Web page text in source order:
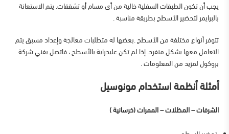
يجب أن تكون الطبقات السفلية خالية من أي مسام أو تشققات. يتم الاستعانة
بالبرايمر لتحضير الأسطح بطريقة مناسبة .
تتوفر أنواع مختلفة من الأسطح .بعضها له متطلبات معالجة وإعداد مسبق يتم
التعامل معها بشكل منفرد. إذا لم تكن عليدراية بالأسطح ، فاتصل بفني شركة
بروكول لمزيد من المعلومات .
أمثلة أنظمة استخدام مونوسيل
الشرفات – المظلات – الممرات (خرسانية )